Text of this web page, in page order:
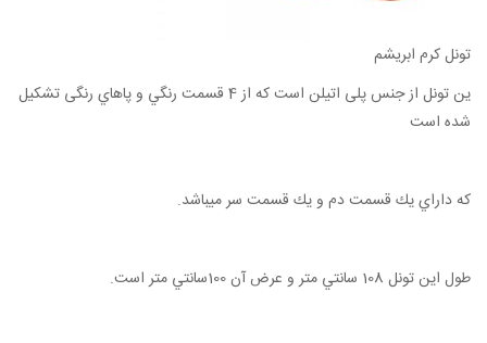
تونل کرم ابریشم
ين تونل از جنس پلی اتيلن است كه از 4 قسمت رنگي و پاهاي رنگی تشكيل
شده است
كه داراي يك قسمت دم و يك قسمت سر ميباشد.
طول اين تونل 108 سانتي متر و عرض آن 100سانتي متر است.